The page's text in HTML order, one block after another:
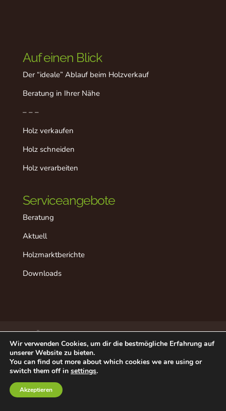
Auf einen Blick
Der “ideale” Ablauf beim Holzverkauf
Beratung in Ihrer Nähe
– – –
Holz verkaufen
Holz schneiden
Holz verarbeiten
Serviceangebote
Beratung
Aktuell
Holzmarktberichte
Downloads
Über dieses Projekt
Der “ideale” Ablauf
Aktuell
Datenschutz
Impressum
Beratung in Ihrer Nähe
Kontakt
©2020 - Österreichische Forstwirtschaft LK
Österreich | Land&Forst Betriebe Österreich |
Wir verwenden Cookies, um dir die bestmögliche Erfahrung auf
unserer Website zu bieten.
You can find out more about which cookies we are using or
switch them off in settings.
Akzeptieren